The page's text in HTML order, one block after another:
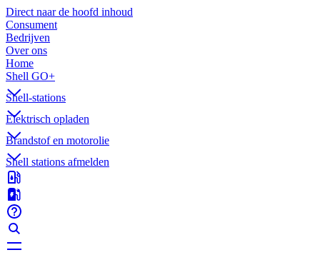
Direct naar de hoofd inhoud
Consument
Bedrijven
Over ons
Home
Shell GO+
Shell-stations
Elektrisch opladen
Brandstof en motorolie
Shell stations afmelden